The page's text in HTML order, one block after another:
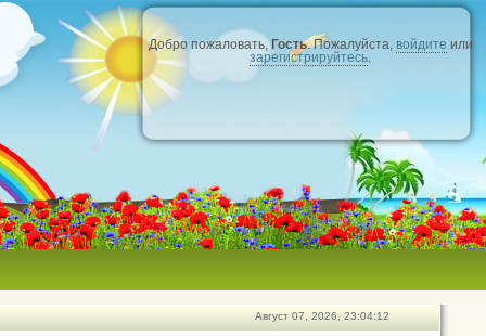
Добро пожаловать,Гость. Пожалуйста, войдите или
зарегистрируйтесь.
Август 07, 2026, 23:04:12